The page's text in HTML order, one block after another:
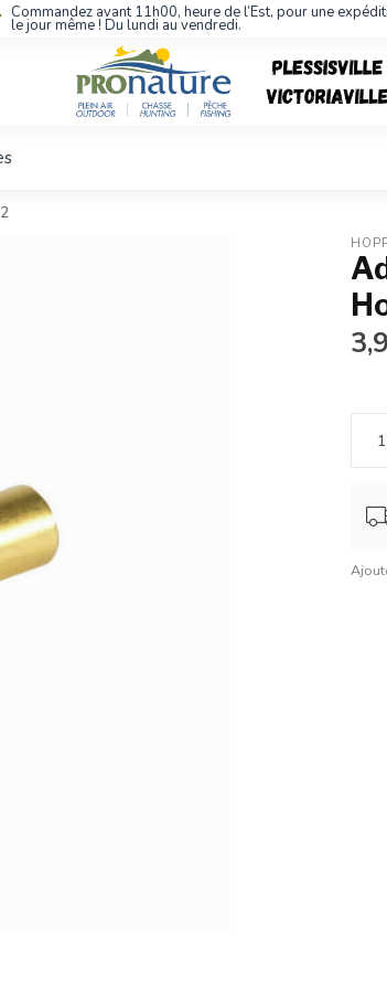
Commandez avant 11h00, heure de l’Est, pour une
le jour même ! Du lundi au vendredi.